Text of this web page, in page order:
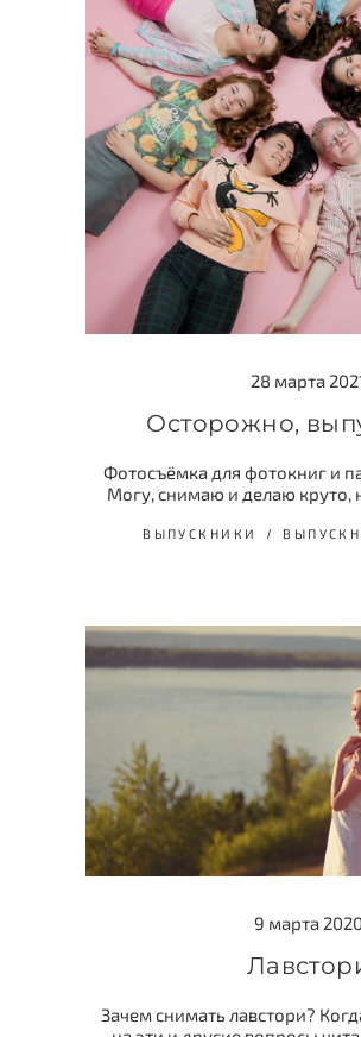
28 марта
Осторожно,
Фотосъёмка для фотокниг и
Могу, снимаю и делаю круто,
ВЫПУСКНИКИ
9 марта 2020
Зачем снимать лавстори?